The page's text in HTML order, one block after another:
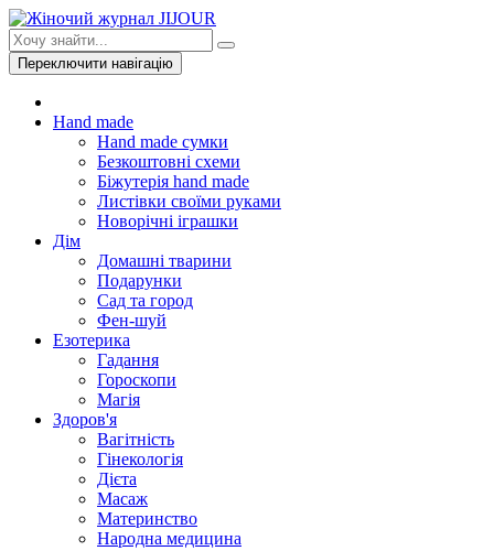
Переключити навігацію
Hand made
Hand made сумки
Безкоштовні схеми
Біжутерія hand made
Листівки своїми руками
Новорічні іграшки
Дім
Домашні тварини
Подарунки
Сад та город
Фен-шуй
Езотерика
Гадання
Гороскопи
Магія
Здоров'я
Вагітність
Гінекологія
Дієта
Масаж
Материнство
Народна медицина